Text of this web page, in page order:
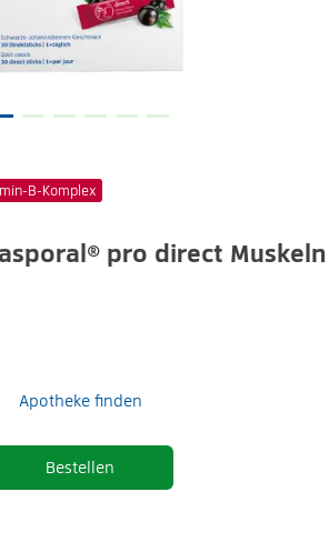
B-Komplex
pro direct Muskeln
Apotheke finden
Bestellen